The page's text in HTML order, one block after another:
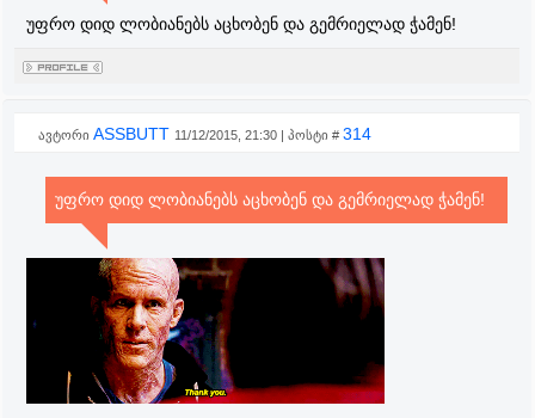
უფრო დიდ ლობიანებს აცხობენ და გემრიელად ჭამენ!
ავტორი ASSBUTT 11/12/2015, 21:30 | პოსტი # 314
უფრო დიდ ლობიანებს აცხობენ და გემრიელად ჭამენ!